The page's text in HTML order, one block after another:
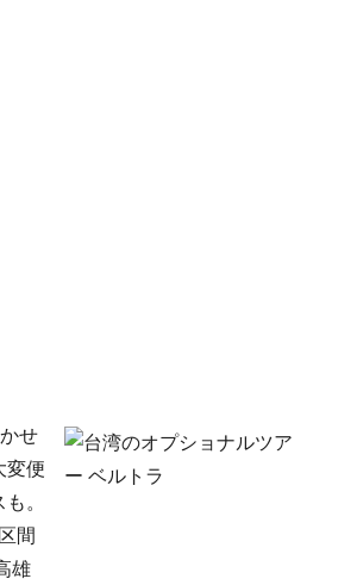
せ
変便
。
間
雄